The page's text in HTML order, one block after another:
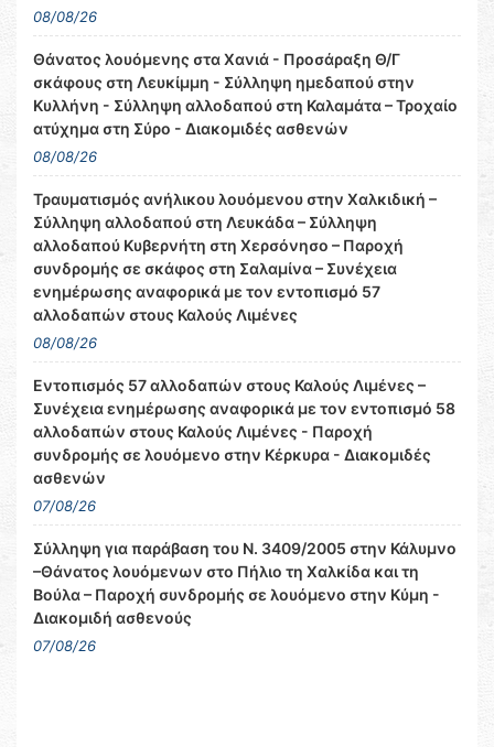
08/08/26
Θάνατος λουόμενης στα Χανιά - Προσάραξη Θ/Γ
σκάφους στη Λευκίμμη - Σύλληψη ημεδαπού στην
Κυλλήνη - Σύλληψη αλλοδαπού στη Καλαμάτα – Τροχαίο
ατύχημα στη Σύρο - Διακομιδές ασθενών
08/08/26
Τραυματισμός ανήλικου λουόμενου στην Χαλκιδική –
Σύλληψη αλλοδαπού στη Λευκάδα – Σύλληψη
αλλοδαπού Κυβερνήτη στη Χερσόνησο – Παροχή
συνδρομής σε σκάφος στη Σαλαμίνα – Συνέχεια
ενημέρωσης αναφορικά με τον εντοπισμό 57
αλλοδαπών στους Καλούς Λιμένες
08/08/26
Εντοπισμός 57 αλλοδαπών στους Καλούς Λιμένες –
Συνέχεια ενημέρωσης αναφορικά με τον εντοπισμό 58
αλλοδαπών στους Καλούς Λιμένες - Παροχή
συνδρομής σε λουόμενο στην Κέρκυρα - Διακομιδές
ασθενών
07/08/26
Σύλληψη για παράβαση του Ν. 3409/2005 στην Κάλυμνο
–Θάνατος λουόμενων στο Πήλιο τη Χαλκίδα και τη
Βούλα – Παροχή συνδρομής σε λουόμενο στην Κύμη -
Διακομιδή ασθενούς
07/08/26